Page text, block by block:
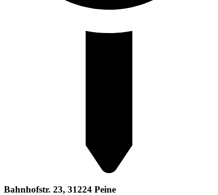
Bahnhofstr. 23, 31224 Peine